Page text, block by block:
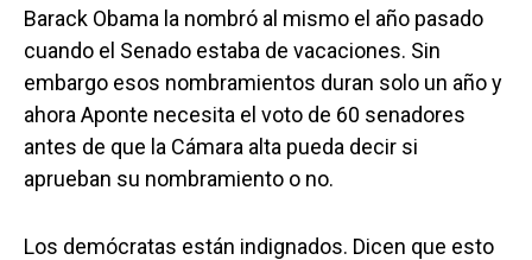
Barack Obama la nombró al mismo el año pasado
cuando el Senado estaba de vacaciones. Sin
embargo esos nombramientos duran solo un año y
ahora Aponte necesita el voto de 60 senadores
antes de que la Cámara alta pueda decir si
aprueban su nombramiento o no.
Los demócratas están indignados. Dicen que esto